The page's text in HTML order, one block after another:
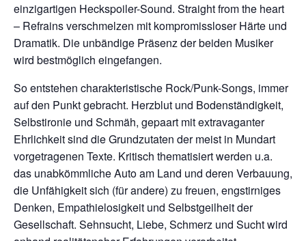
einzigartigen Heckspoiler-Sound. Straight from the heart
– Refrains verschmelzen mit kompromissloser Härte und
Dramatik. Die unbändige Präsenz der beiden Musiker
wird bestmöglich eingefangen.
So entstehen charakteristische Rock/Punk-Songs, immer
auf den Punkt gebracht. Herzblut und Bodenständigkeit,
Selbstironie und Schmäh, gepaart mit extravaganter
Ehrlichkeit sind die Grundzutaten der meist in Mundart
vorgetragenen Texte. Kritisch thematisiert werden u.a.
das unabkömmliche Auto am Land und deren Verbauung,
die Unfähigkeit sich (für andere) zu freuen, engstirniges
Denken, Empathielosigkeit und Selbstgeilheit der
Gesellschaft. Sehnsucht, Liebe, Schmerz und Sucht wird